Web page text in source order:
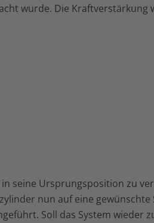
wurde. Die Kraftverstärkung
seine Ursprungsposition zu
nun auf eine gewünschte
Soll das System wieder